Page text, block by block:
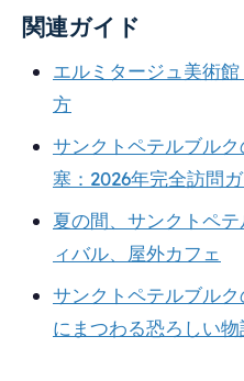
関連ガイド
エルミタージュ美術
方
サンクトペテルブル
塞：2026年完全訪問
夏の間、サンクトペ
ィバル、屋外カフェ
サンクトペテルブル
にまつわる恐ろしい物